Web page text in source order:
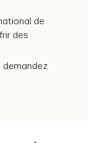
de
des
demandez